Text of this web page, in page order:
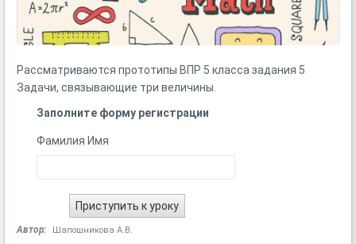
Рассматриваются прототипы ВПР 5 класса задания 5
Задачи, связывающие три величины.
Заполните форму регистрации
Фамилия Имя
Автор: Шапошникова А.В.